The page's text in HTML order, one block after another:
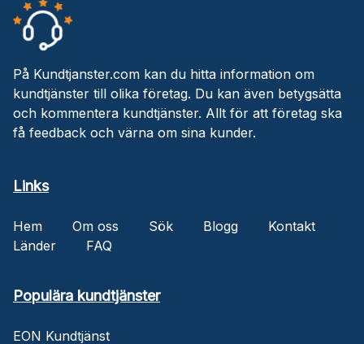
På Kundtjanster.com kan du hitta information om
kundtjänster till olika företag. Du kan även betygsätta
och kommentera kundtjänster. Allt för att företag ska
få feedback och värna om sina kunder.
Links
Hem Om oss Sök Blogg
Kontakt
Länder
FAQ
Populära kundtjänster
EON Kundtjänst